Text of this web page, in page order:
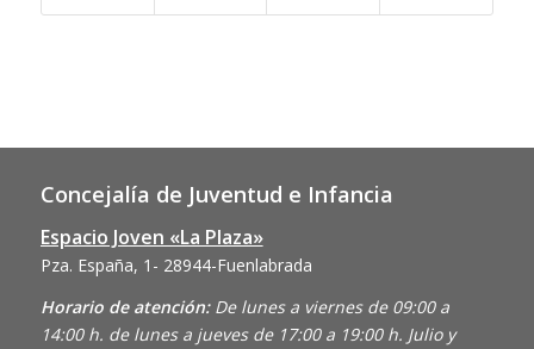
Concejalía de Juventud e Infancia
Espacio Joven «La Plaza»
Pza. España, 1- 28944-Fuenlabrada
Horario de atención: De lunes a viernes de 09:00 a
14:00 h. de lunes a jueves de 17:00 a 19:00 h. Julio y